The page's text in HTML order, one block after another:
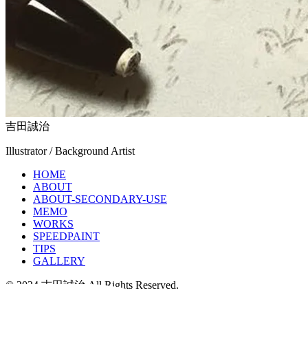
吉田誠治
Illustrator / Background Artist
HOME
ABOUT
ABOUT-SECONDARY-USE
MEMO
WORKS
SPEEDPAINT
TIPS
GALLERY
© 2024 吉田誠治 All Rights Reserved.